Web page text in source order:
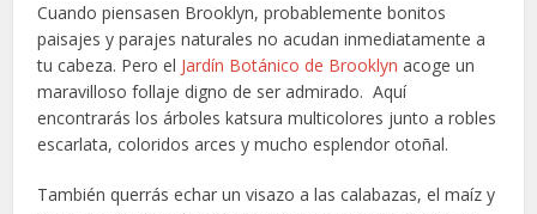
Cuando piensasen Brooklyn, probablemente bonitos
paisajes y parajes naturales no acudan inmediatamente a
tu cabeza. Pero el Jardín Botánico de Brooklyn acoge un
maravilloso follaje digno de ser admirado. Aquí
encontrarás los árboles katsura multicolores junto a robles
escarlata, coloridos arces y mucho esplendor otoñal.
También querrás echar un visazo a las calabazas, el maíz y